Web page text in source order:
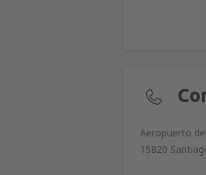
Aeropuerto
15820